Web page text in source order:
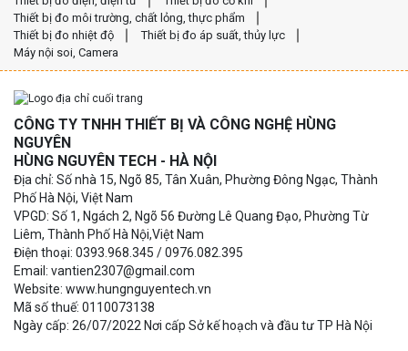
Thiết bị đo môi trường, chất lỏng, thực phẩm
Thiết bị đo nhiệt độ
Thiết bị đo áp suất, thủy lực
Máy nội soi, Camera
CÔNG TY TNHH THIẾT BỊ VÀ CÔNG NGHỆ HÙNG
NGUYÊN
HÙNG NGUYÊN TECH - HÀ NỘI
Địa chỉ: Số nhà 15, Ngõ 85, Tân Xuân, Phường Đông Ngạc, Thành
Phố Hà Nội, Việt Nam
VPGD: Số 1, Ngách 2, Ngõ 56 Đường Lê Quang Đạo, Phường Từ
Liêm, Thành Phố Hà Nội,Việt Nam
Điện thoại: 0393.968.345 / 0976.082.395
Email: vantien2307@gmail.com
Website: www.hungnguyentech.vn
Mã số thuế: 0110073138
Ngày cấp: 26/07/2022 Nơi cấp Sở kế hoạch và đầu tư TP Hà Nội